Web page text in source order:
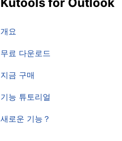
개요
무료 다운로드
지금 구매
기능 튜토리얼
새로운 기능？